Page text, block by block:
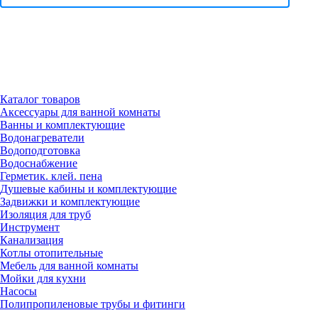
Каталог товаров
Аксессуары для ванной комнаты
Ванны и комплектующие
Водонагреватели
Водоподготовка
Водоснабжение
Герметик. клей. пена
Душевые кабины и комплектующие
Задвижки и комплектующие
Изоляция для труб
Инструмент
Канализация
Котлы отопительные
Мебель для ванной комнаты
Мойки для кухни
Насосы
Полипропиленовые трубы и фитинги
Герметик. клей. пена
Изоляция для труб
Инструмент
Прокладки (Фум. лен. нить) и комплектующие